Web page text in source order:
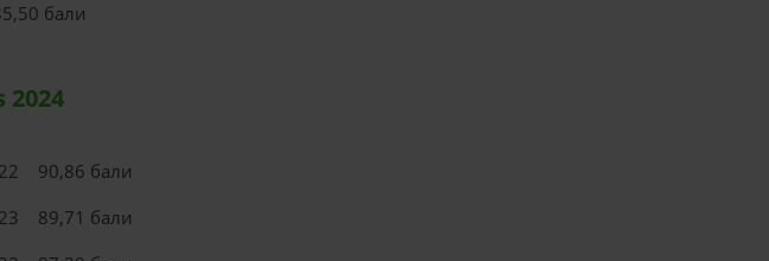
бали
2024
90,86 бали
89,71 бали